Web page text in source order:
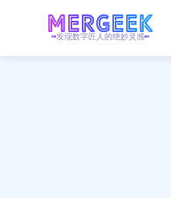
发现数字匠人的绝妙灵感